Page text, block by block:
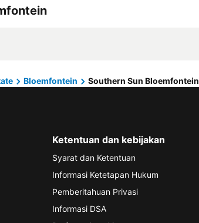
Bloemfontein Southern Sun Bloemfontein
Ketentuan dan kebijakan
Syarat dan Ketentuan
Informasi Ketetapan Hukum
Pemberitahuan Privasi
Informasi DSA